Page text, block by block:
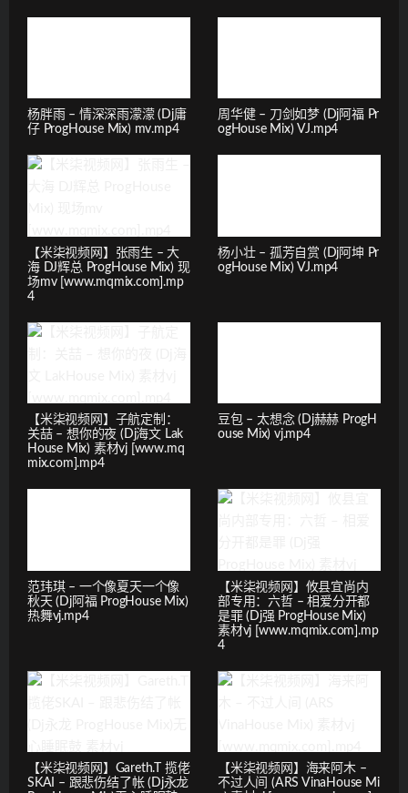
杨胖雨 – 情深深雨濛濛 (Dj庸
仔 ProgHouse Mix) mv.mp4
周华健 – 刀剑如梦 (Dj阿福 Pr
ogHouse Mix) VJ.mp4
【米柒视频网】张雨生 – 大
海 DJ辉总 ProgHouse Mix) 现
场mv [www.mqmix.com].mp
4
杨小壮 – 孤芳自赏 (Dj阿坤 Pr
ogHouse Mix) VJ.mp4
【米柒视频网】子航定制：
关喆 – 想你的夜 (Dj海文 Lak
House Mix) 素材vj [www.mq
mix.com].mp4
豆包 – 太想念 (Dj赫赫 ProgH
ouse Mix) vj.mp4
范玮琪 – 一个像夏天一个像
秋天 (Dj阿福 ProgHouse Mix)
热舞vj.mp4
【米柒视频网】攸县宜尚内
部专用：六哲 – 相爱分开都
是罪 (Dj强 ProgHouse Mix)
素材vj [www.mqmix.com].mp
4
【米柒视频网】Gareth.T 揽佬
SKAI – 跟悲伤结了帐 (Dj永龙
【米柒视频网】海来阿木 –
不过人间 (ARS VinaHouse Mi